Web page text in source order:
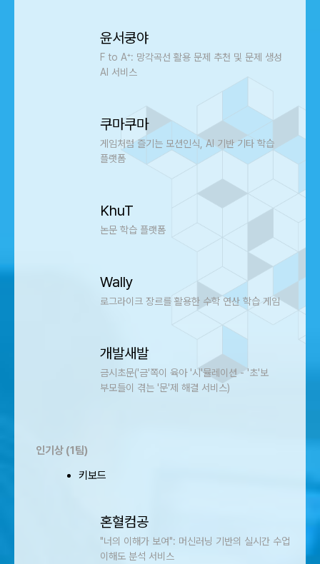
윤서쿵야
F to A⁺: 망각곡선 활용 문제 추천 및 문제 생성
AI 서비스
쿠마쿠마
게임처럼 즐기는 모션인식, AI 기반 기타 학습
플랫폼
KhuT
논문 학습 플랫폼
Wally
로그라이크 장르를 활용한 수학 연산 학습 게임
개발새발
금시초문('금'쪽이 육아 '시'뮬레이션 - '초'보
부모들이 겪는 '문'제 해결 서비스)
인기상 (1팀)
키보드
혼혈컴공
"너의 이해가 보여": 머신러닝 기반의 실시간 수업
이해도 분석 서비스